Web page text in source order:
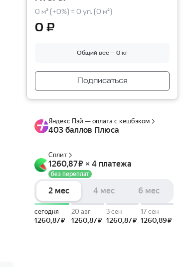
0 м² (+0%) = 0 уп. (0 м²)
0 ₽
Общий вес — 0 кг
Подписаться